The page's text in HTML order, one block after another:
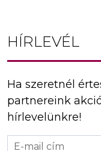
HÍRLEVÉL
Ha szeretnél
partnereink
hírlevelünkre!